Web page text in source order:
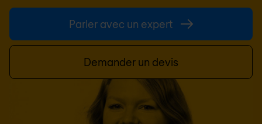
Parler avec un expert
Demander un devis